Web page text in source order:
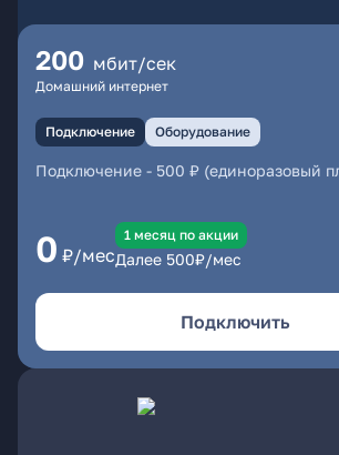
200 мбит/сек
Домашний интернет
Подключение Оборудование
Подключение - 500 ₽ (единоразовый
0 ₽/мес
1 месяц по акции
Далее 500₽/мес
Подключить